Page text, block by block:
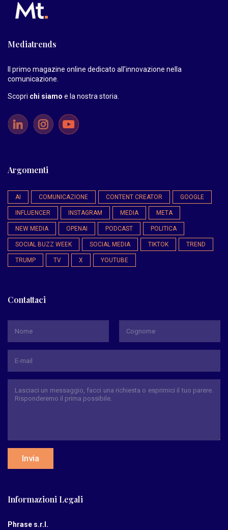
Mediatrends
Il primo magazine online dedicato all’innovazione nella
comunicazione.
Scopri chi siamo e la nostra storia
Argomenti
AI COMUNICAZIONE CONTENT CREATOR GOOGLE
INFLUENCER INSTAGRAM MEDIA META
NEW MEDIA OPENAI PODCAST POLITICA
SOCIAL BUZZ WEEK SOCIAL MEDIA TIKTOK TREND
TRUMP TV X YOUTUBE
Contattaci
Invia
Informazioni Legali
Phrase s.r.l.